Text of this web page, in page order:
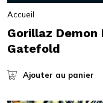
Accueil
Gorillaz Demon
Gatefold
Ajouter au panier